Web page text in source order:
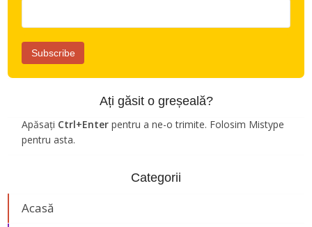
Ați găsit o greșeală?
Apăsați Ctrl+Enter pentru a ne-o trimite. Folosim Mistype
pentru asta.
Categorii
Acasă